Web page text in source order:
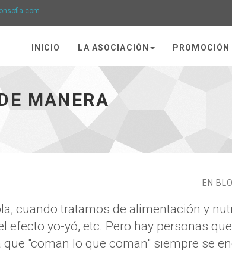
INICIO LA ASOCIACIÓN
MANERA
EN
cuando tratamos de alimentación y
efecto yo-yó, etc. Pero hay personas
"coman lo que coman" siempre se